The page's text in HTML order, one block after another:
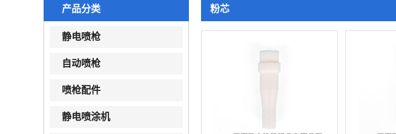
产品分类
静电喷枪
自动喷枪
喷枪配件
静电喷涂机
粉芯